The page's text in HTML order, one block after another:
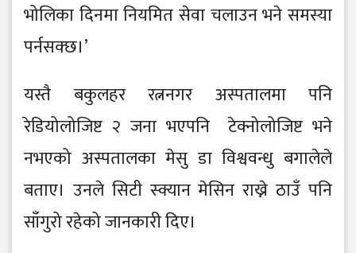
भोलिका दिनमा नियमित सेवा चलाउन भने समस्या
पर्नसक्छ।’
यस्तै बकुलहर रत्ननगर अस्पतालमा पनि
रेडियोलोजिष्ट २ जना भएपनि टेक्नोलोजिष्ट भने
नभएको अस्पतालका मेसु डा विश्ववन्धु बगालेले
बताए। उनले सिटी स्क्यान मेसिन राख्ने ठाउँ पनि
साँगुरो रहेको जानकारी दिए।